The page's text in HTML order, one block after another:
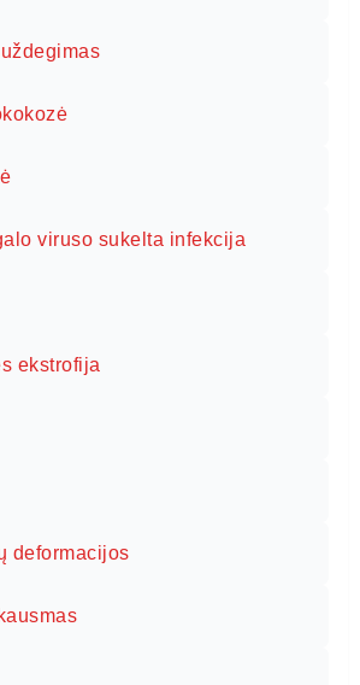
viruso sukelta infekcija
ekstrofija
deformacijos